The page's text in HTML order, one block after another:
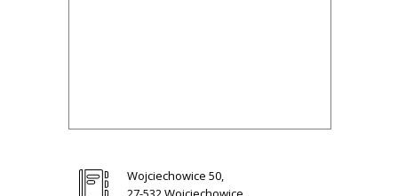
Wojciechowice 50,